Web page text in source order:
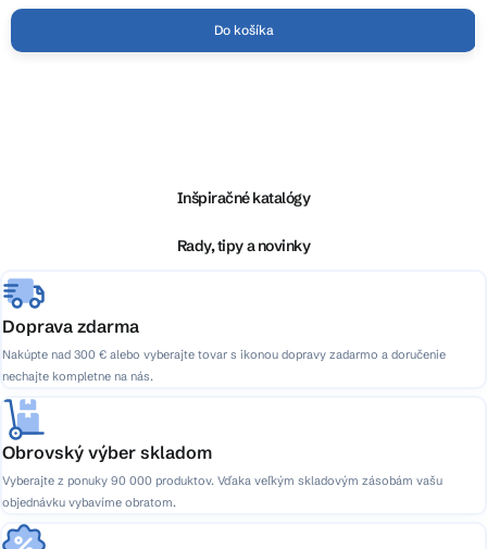
Do košíka
e
Inšpiračné katalógy
Rady, tipy a novinky
Doprava zdarma
Nakúpte nad 300 € alebo vyberajte tovar s ikonou dopravy zadarmo a doručenie
nechajte kompletne na nás.
Obrovský výber skladom
Vyberajte z ponuky 90 000 produktov. Vďaka veľkým skladovým zásobám vašu
objednávku vybavíme obratom.